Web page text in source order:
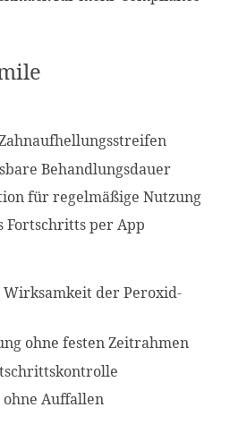
Behandlungsdauer
für regelmäßige Nutzung
Fortschritts per App
der Peroxid-
ohne festen Zeitrahmen
Auffallen